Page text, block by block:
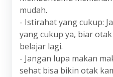
mudah.
- Istirahat yang cukup:
yang cukup ya, biar
belajar lagi.
- Jangan lupa makan
sehat bisa bikin otak